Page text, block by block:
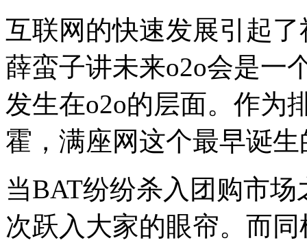
互联网的快速发展引起
薛蛮子讲未来o2o会是一
发生在o2o的层面。作为
霍，满座网这个最早诞
当BAT纷纷杀入团购市
次跃入大家的眼帘。而